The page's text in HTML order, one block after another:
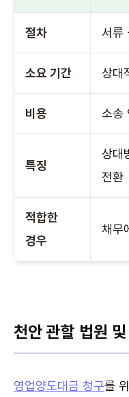
절차 서류
소요 기간 상대
비용 소송
특징
상대
전환
적합한
경우
채무
천안 관할 법원
영업양도대금 청구를